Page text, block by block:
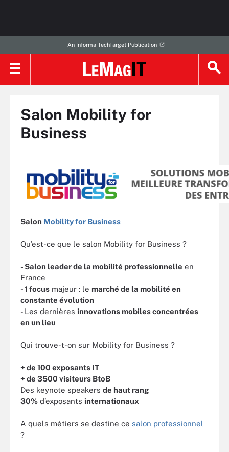
An Informa TechTarget Publication
Salon Mobility for
Business
Salon Mobility for Business
Qu’est-ce que le salon Mobility for Business ?
- Salon leader de la mobilité professionnelle en
France
- 1 focus majeur : le marché de la mobilité en
constante évolution
- Les dernières innovations mobiles concentrées
en un lieu
Qui trouve-t-on sur Mobility for Business ?
+ de 100 exposants IT
+ de 3500 visiteurs BtoB
Des keynote speakers de haut rang
30% d’exposants internationaux
A quels métiers se destine ce salon professionnel
?